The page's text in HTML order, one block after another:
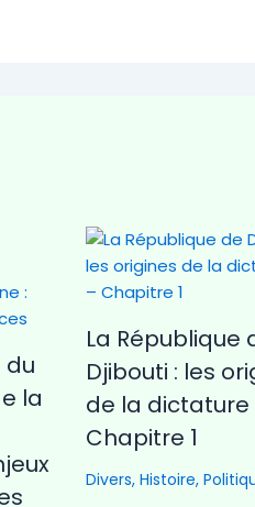
du
la
La République
Djibouti : les
de la dictature
Chapitre 1
Divers, Histoire,